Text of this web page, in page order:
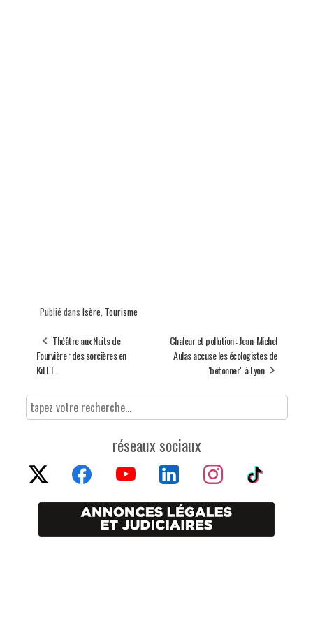
Publié dans Isère, Tourisme
Théâtre aux Nuits de
Fourvière : des sorcières en
KiLLT...
Chaleur et pollution : Jean-Michel
Aulas accuse les écologistes de
"bétonner" à Lyon
réseaux sociaux